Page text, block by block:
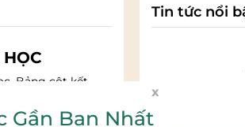
Bảng cột kết
được thiết kế
khác.
Tin tức nổi
x
Gần Bạn Nhất